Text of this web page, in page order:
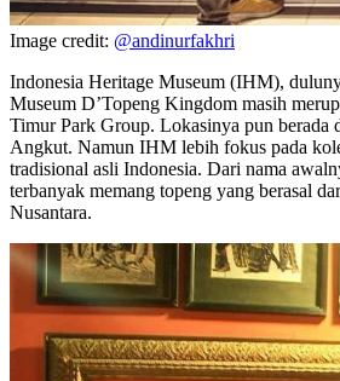
Image credit: @andinurfakhri
Indonesia Heritage Museum (IHM),
Museum D’Topeng Kingdom masih
Timur Park Group. Lokasinya pun berada
Angkut. Namun IHM lebih fokus pada
tradisional asli Indonesia. Dari nama
terbanyak memang topeng yang berasal
Nusantara.